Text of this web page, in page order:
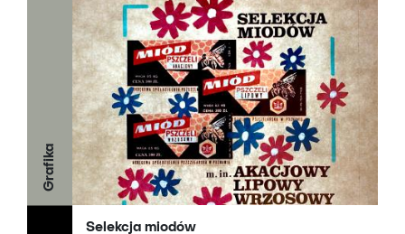
Grafika
Selekcja miodów